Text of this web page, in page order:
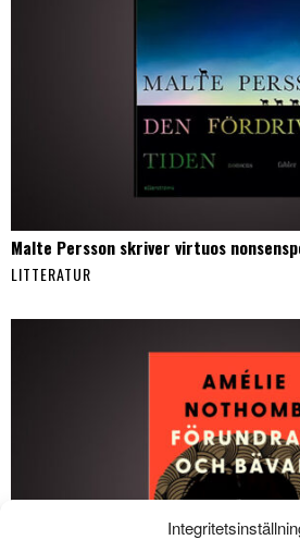
Malte Persson skriver virtuos
LITTERATUR